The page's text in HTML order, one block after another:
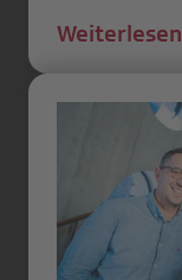
Weiterlesen